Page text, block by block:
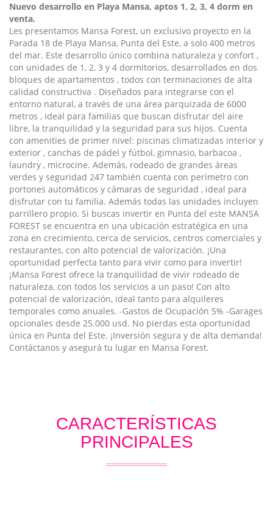
Nuevo desarrollo en Playa Mansa, aptos 1, 2, 3, 4 dorm en
venta.
Les presentamos Mansa Forest, un exclusivo proyecto en la
Parada 18 de Playa Mansa, Punta del Este, a solo 400 metros
del mar. Este desarrollo único combina naturaleza y confort ,
con unidades de 1, 2, 3 y 4 dormitorios, desarrollados en dos
bloques de apartamentos , todos con terminaciones de alta
calidad constructiva . Diseñados para integrarse con el
entorno natural, a través de una área parquizada de 6000
metros , ideal para familias que buscan disfrutar del aire
libre, la tranquilidad y la seguridad para sus hijos. Cuenta
con amenities de primer nivel: piscinas climatizadas interior y
exterior , canchas de pádel y fútbol, gimnasio, barbacoa ,
laundry , microcine. Además, rodeado de grandes áreas
verdes y seguridad 247 también cuenta con perímetro con
portones automáticos y cámaras de seguridad , ideal para
disfrutar con tu familia. Además todas las unidades incluyen
parrillero propio. Si buscas invertir en Punta del este MANSA
FOREST se encuentra en una ubicación estratégica en una
zona en crecimiento, cerca de servicios, centros comerciales y
restaurantes, con alto potencial de valorización. ¡Una
oportunidad perfecta tanto para vivir como para invertir!
¡Mansa Forest ofrece la tranquilidad de vivir rodeado de
naturaleza, con todos los servicios a un paso! Con alto
potencial de valorización, ideal tanto para alquileres
temporales como anuales. -Gastos de Ocupación 5% -Garages
opcionales desde 25.000 usd. No pierdas esta oportunidad
única en Punta del Este. ¡Inversión segura y de alta demanda!
Contáctanos y asegurá tu lugar en Mansa Forest.
CARACTERÍSTICAS
PRINCIPALES